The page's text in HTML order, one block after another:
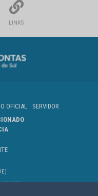
LINKS
OFICIAL
SERVIDOR
1500